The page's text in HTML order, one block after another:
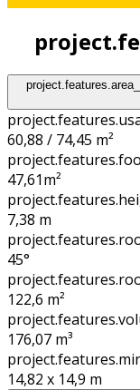
60,88 / 74,45 m²
47,61m²
7,38 m
45°
122,6 m²
176,07 m³
14,82 x 14,9 m